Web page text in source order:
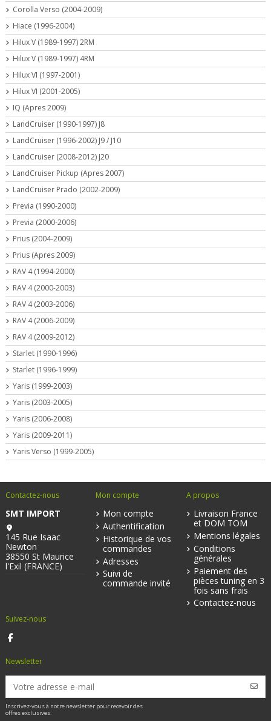
Corolla Verso (2004-2009)
Hiace (1996-2004)
Hilux V (1989-1997) 2RM
Hilux V (1989-1997) 4RM
Hilux VI (1997-2001)
Hilux VI (2001-2005)
IQ (Apres 2009)
LandCruiser (1990-1997) J8
LandCruiser (1996-2002) J9 / J10
LandCruiser (2008-2012) J20
LandCruiser Pickup (Apres 2007)
LandCruiser Prado (2002-2009)
Previa (1990-2000)
Previa (2000-2006)
Prius (2004-2009)
Prius (Apres 2009)
RAV 4 (1994-2000)
RAV 4 (2000-2003)
RAV 4 (2003-2006)
RAV 4 (2006-2009)
RAV 4 (2009-2012)
Starlet (1990-1996)
Starlet (1996-1999)
Yaris (1999-2003)
Yaris (2003-2005)
Yaris (2006-2008)
Yaris (2009-2011)
Yaris Verso (1999-2005)
Contactez-nous
SMT IMPORT
145 Rue Isaac
Newton
38550 St Maurice
l'Exil (FRANCE)
Mon compte
Mon compte
Authentification
Historique de vos
commandes
Adresses
Suivi de
commande invité
A propos
Livraison France
et DOM TOM
Mentions légales
Conditions
générales
Paiement des
pièces tuning en 3
fois sans frais
Contactez-nous
Suivez-nous
Newsletter
Inscrivez-vous à notre newsletter pour recevoir des
offres exclusives.